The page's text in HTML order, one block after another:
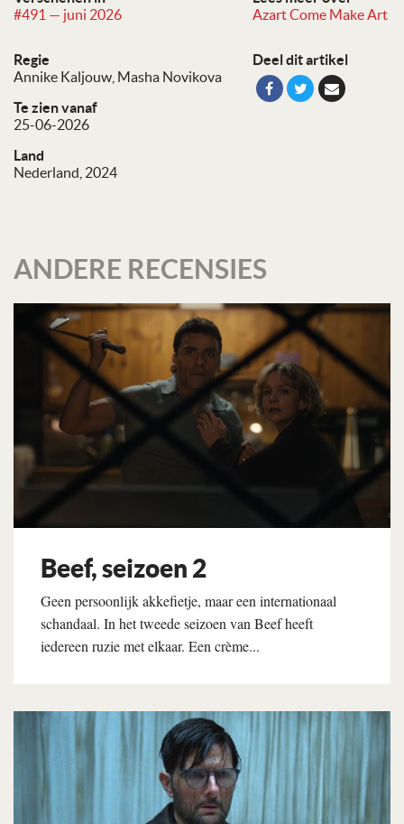
#491 — juni 2026
Azart Come Make Art
Regie
Annike Kaljouw Masha Novikova
Te zien vanaf
25-06-2026
Land
Nederland, 2024
Deel dit artikel
ANDERE RECENSIES
Beef, seizoen 2
Geen persoonlijk akkefietje, maar een internationaal
schandaal. In het tweede seizoen van Beef heeft
iedereen ruzie met elkaar. Een crème...
Lees verder